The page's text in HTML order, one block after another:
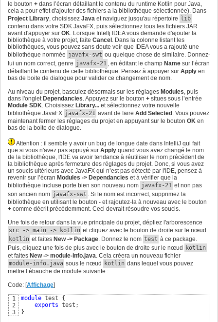
le bouton + dans l’écran détaillant le contenu du runtime Kotlin pour Java,
cela a pour effet d'ajouter des fichiers a la bibliothèque sélectionnée). Dans
Project Library, choisissez Java et naviguez jusqu'au répertoire lib
contenu dans votre SDK JavaFX, puis sélectionnez tous les fichiers JAR
avant d'appuyer sur OK. Lorsque Intellj IDEA vous demande d'ajouter la
bibliothèque à votre projet, faite Cancel. Dans la colonne listant les
bibliothèques, vous pouvez sans doute voir que IDEA vous a rajouté une
bibliothèque nommée javafx-swt ou quelque chose de similaire. Donnez-
lui un nom correct, genre javafx-21 , en éditant le champ Name sur l’écran
détaillant le contenu de cette bibliothèque. Pensez à appuyer sur Apply en
bas de boite de dialogue pour valider ce changement de nom.
Au niveau du projet, basculez désormais sur les réglages Modules, puis
dans l'ongletDependancies. Appuyez sur le bouton + situes sous l’entrée
Module SDK. Choisissez Library... et sélectionnez votre nouvelle
bibliothèque JavaFX javafx-21 avant de faire Add Selected. Vous pouvez
maintenant fermer les réglages du projet en appuyant sur le bouton OK en
bas de la boite de dialogue.
Attention : il semble y avoir un bug de longue date dans IntelliJ qui fait
que si vous n'avez pas appuyé sur Apply quand vous avez changé le nom
de la bibliothèque, l'IDE va avoir tendance à réutiliser le nom précédent de
la bibliothèque après fermeture des réglages du projet. Donc, si vous avez
un soucis ultérieurs avec JavaFX qui n’est pas détecté par l'IDE, pensez à
revenir sur l’écran Modules -> Dependancies et à vérifier que la
bibliothèque incluse porte bien son nouveau nom javafx-21 et non pas
son ancien nom javafx-swt . Si le nom est incorrect, supprimez la
bibliothèque en utilisant le bouton - et rajoutez-la à nouveau avec le bouton
+ comme décrit précédemment. Ceci devrait résoudre vos soucis.
Une fois de retour dans la vue principale du projet, dépliez l'arborescence
src -> main -> kotlin et cliquez avec le bouton de droite sur le nœud
kotlin et faites New -> Package. Donnez le nom test à ce package.
Puis, cliquez une fois de plus avec le bouton de droite sur le nœud kotlin
et faites New -> module-info.java. Cela créera un nouveau fichier
module-info.java sous le nœud kotlin dans lequel vous pouvez
mettre l’ébauche de module suivante :
Code: [Affichage]
1
2
3
module test {
exports
}